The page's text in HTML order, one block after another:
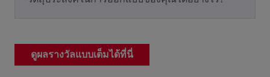
ดูผลรางวัลแบบเต็มได้ที่นี่